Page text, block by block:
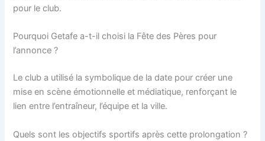
pour le club.
Pourquoi Getafe a-t-il choisi la Fête des Pères pour
l’annonce ?
Le club a utilisé la symbolique de la date pour créer une
mise en scène émotionnelle et médiatique, renforçant le
lien entre l’entraîneur, l’équipe et la ville.
Quels sont les objectifs sportifs après cette prolongation ?